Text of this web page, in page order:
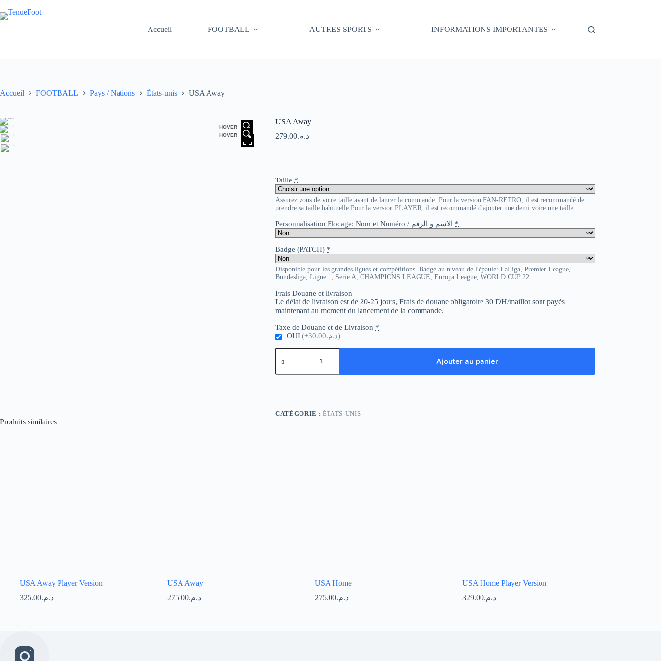
au
contenu
Accueil
FOOTBALL AUTRES SPORTS INFORMATIONS IMPORTANTES
Accueil FOOTBALL Pays / Nations États-unis USA Away
HOVER
HOVER
USA Away
د.م.279.00
Taille *
Assurez vous de votre taille avant de lancer la commande. Pour la version FAN-RETRO, il est recommandé de
prendre sa taille habituelle Pour la version PLAYER, il est recommandé d'ajouter une demi voire une taille.
Personnalisation Flocage: Nom et Numéro / الاسم و الرقم *
Badge (PATCH) *
Disponible pour les grandes ligues et compétitions. Badge au niveau de l'épaule: LaLiga, Premier League,
Bundesliga, Ligue 1, Serie A, CHAMPIONS LEAGUE, Europa League, WORLD CUP 22..
Frais Douane et livraison
Le délai de livraison est de 20-25 jours, Frais de douane obligatoire 30 DH/maillot sont payés
maintenant au moment du lancement de la commande.
Taxe de Douane et de Livraison *
OUI
(+د.م.30.00)
quantité
de
Away
Ajouter au panier
CATÉGORIE : ÉTATS-UNIS
Produits similaires
USA Away Player Version
د.م.325.00
USA Away
د.م.275.00
USA Home
د.م.275.00
USA Home Player Version
د.م.329.00